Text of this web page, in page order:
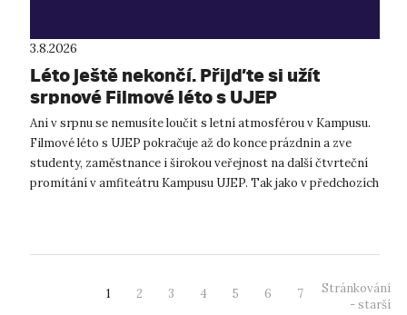
3.8.2026
Léto ještě nekončí. Přijďte si užít
srpnové Filmové léto s UJEP
Ani v srpnu se nemusíte loučit s letní atmosférou v Kampusu.
Filmové léto s UJEP pokračuje až do konce prázdnin a zve
studenty, zaměstnance i širokou veřejnost na další čtvrteční
promítání v amfiteátru Kampusu UJEP. Tak jako v předchozích
1 2 3 4 5 6
7
Stránkování
- starší